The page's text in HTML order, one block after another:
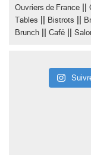
Ouvriers de France
Tables
Bistrots
Brunch Café